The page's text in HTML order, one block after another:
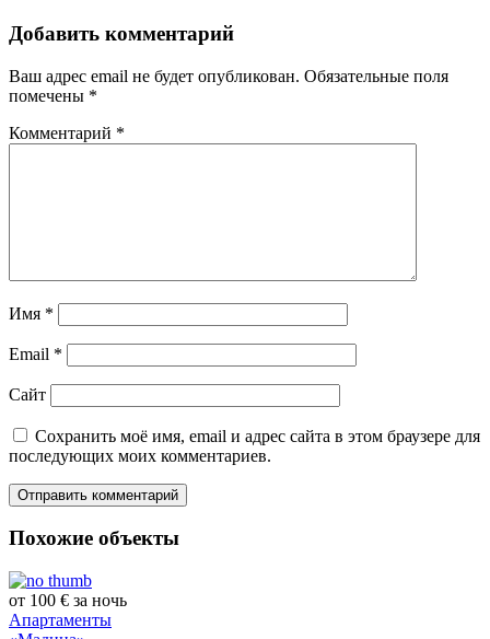
Добавить комментарий
Ваш адрес email не будет опубликован. Обязательные поля
помечены *
Комментарий *
Имя *
Email *
Сайт
Сохранить моё имя, email и адрес сайта в этом браузере для
последующих моих комментариев.
Похожие объекты
от 100 € за ночь
Апартаменты